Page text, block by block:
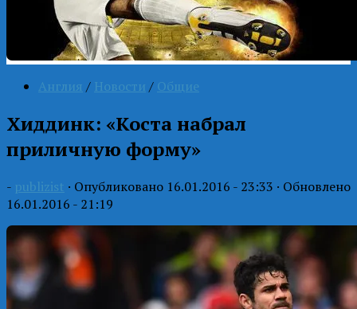
Англия / Новости / Общие
Хиддинк: «Коста набрал
приличную форму»
- publizist · Опубликовано 16.01.2016 - 23:33 · Обновлено
16.01.2016 - 21:19